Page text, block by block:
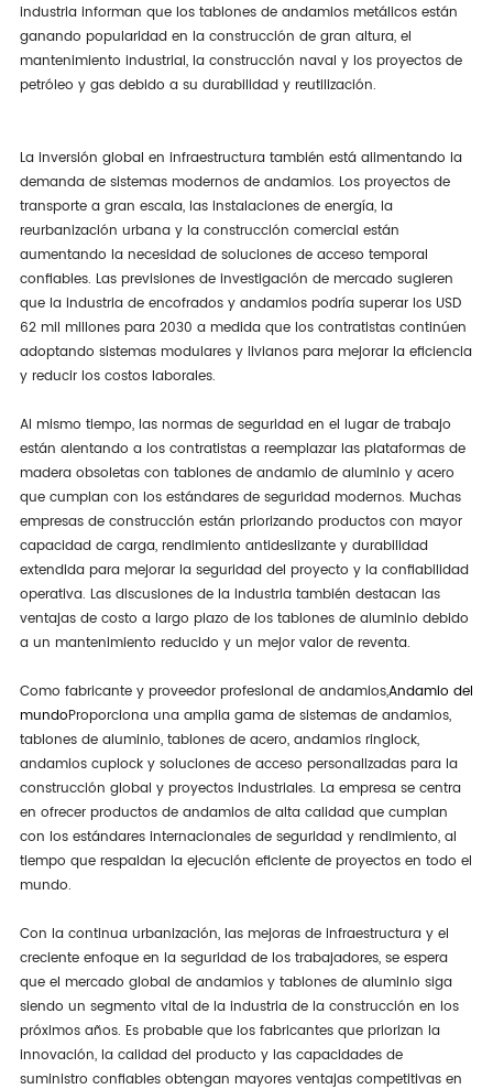
industria informan que los tablones de andamios metálicos están
ganando popularidad en la construcción de gran altura, el
mantenimiento industrial, la construcción naval y los proyectos de
petróleo y gas debido a su durabilidad y reutilización.
La inversión global en infraestructura también está alimentando la
demanda de sistemas modernos de andamios. Los proyectos de
transporte a gran escala, las instalaciones de energía, la
reurbanización urbana y la construcción comercial están
aumentando la necesidad de soluciones de acceso temporal
confiables. Las previsiones de investigación de mercado sugieren
que la industria de encofrados y andamios podría superar los USD
62 mil millones para 2030 a medida que los contratistas continúen
adoptando sistemas modulares y livianos para mejorar la eficiencia
y reducir los costos laborales.
Al mismo tiempo, las normas de seguridad en el lugar de trabajo
están alentando a los contratistas a reemplazar las plataformas de
madera obsoletas con tablones de andamio de aluminio y acero
que cumplan con los estándares de seguridad modernos. Muchas
empresas de construcción están priorizando productos con mayor
capacidad de carga, rendimiento antideslizante y durabilidad
extendida para mejorar la seguridad del proyecto y la confiabilidad
operativa. Las discusiones de la industria también destacan las
ventajas de costo a largo plazo de los tablones de aluminio debido
a un mantenimiento reducido y un mejor valor de reventa.
Como fabricante y proveedor profesional de andamios,Andamio del
mundoProporciona una amplia gama de sistemas de andamios,
tablones de aluminio, tablones de acero, andamios ringlock,
andamios cuplock y soluciones de acceso personalizadas para la
construcción global y proyectos industriales. La empresa se centra
en ofrecer productos de andamios de alta calidad que cumplan
con los estándares internacionales de seguridad y rendimiento, al
tiempo que respaldan la ejecución eficiente de proyectos en todo el
mundo.
Con la continua urbanización, las mejoras de infraestructura y el
creciente enfoque en la seguridad de los trabajadores, se espera
que el mercado global de andamios y tablones de aluminio siga
siendo un segmento vital de la industria de la construcción en los
próximos años. Es probable que los fabricantes que priorizan la
innovación, la calidad del producto y las capacidades de
suministro confiables obtengan mayores ventajas competitivas en